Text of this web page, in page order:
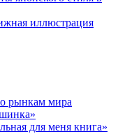
иллюстрация
рынкам мира
для меня книга»